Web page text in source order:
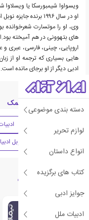
دسته بندی موضوعی
لوازم تحریر
انواع داستان
کتاب های برگزیده
جوایز ادبی
ادبیات ملل
ویسواوا شیمبورسکا یا
او در سال ۱۹۹۶
وی، او را موتسارت شعرخوانده
های بتهوونی در هم آمیخته
اروپایی، چینی، فارسی،
هایی بسیاری که ترجمه او از
ادبی دیگر از او برجای مانده است.
دسته بندی های کتاب نمک
جایزه نوبل
کتاب های مرتبط با نمک